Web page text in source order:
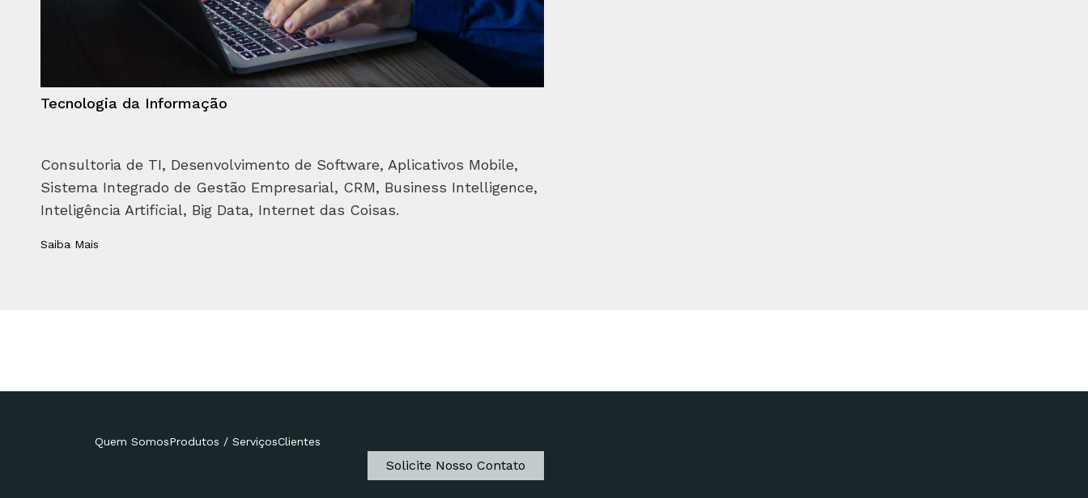
Tecnologia da Informação
Consultoria de TI, Desenvolvimento de Software, Aplicativos Mobile,
Sistema Integrado de Gestão Empresarial, CRM, Business Intelligence,
Inteligência Artificial, Big Data, Internet das Coisas.
Saiba Mais
Quem SomosProdutos / ServiçosClientes
Solicite Nosso Contato